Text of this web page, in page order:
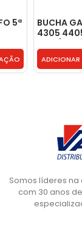
5ª
BUCHA
4305
2R0301120
Somos líderes
com 30 anos